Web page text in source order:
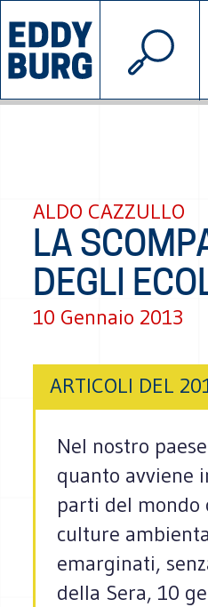
INIZIATIVE
© 2026
ALDO CAZZULLO
LA
DEGLI
10 Gennaio 2013
ARTICOLI DEL
Nel nostro
quanto avviene
parti del
culture
emarginati,
della Sera, 10